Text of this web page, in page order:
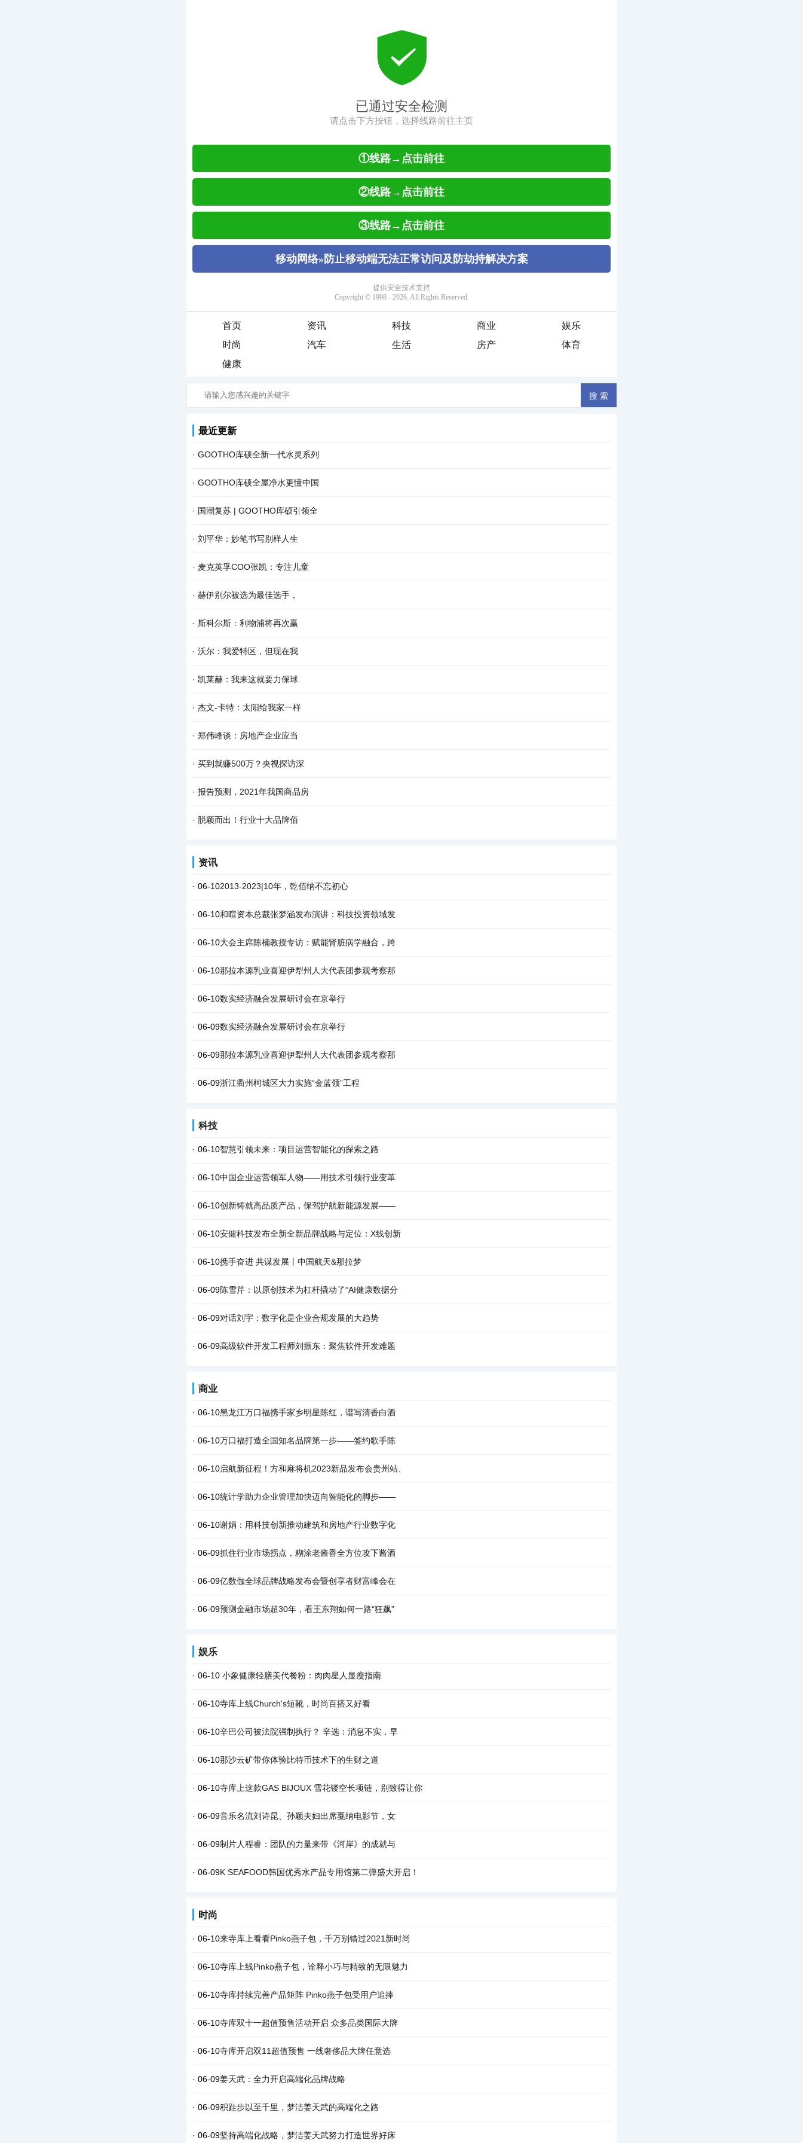
首页 资讯 科技 商业
娱乐
时尚
汽车 生活 房产
体育
健康
最近更新
· GOOTHO库硕全新一代水灵系列
· GOOTHO库硕全屋净水更懂中国
· 国潮复苏 | GOOTHO库硕引领全
· 刘平华：妙笔书写别样人生
· 麦克英孚COO张凯：专注儿童
· 赫伊别尔被选为最佳选手，
· 斯科尔斯：利物浦将再次赢
· 沃尔：我爱特区，但现在我
· 凯莱赫：我来这就要力保球
· 杰文-卡特：太阳给我家一样
· 郑伟峰谈：房地产企业应当
· 买到就赚500万？央视探访深
· 报告预测，2021年我国商品房
· 脱颖而出！行业十大品牌佰
资讯
· 06-102013-2023|10年，乾佰纳不忘初心
· 06-10和暄资本总裁张梦涵发布演讲：科技投资领域发
· 06-10大会主席陈楠教授专访：赋能肾脏病学融合，跨
· 06-10那拉本源乳业喜迎伊犁州人大代表团参观考察那
· 06-10数实经济融合发展研讨会在京举行
· 06-09数实经济融合发展研讨会在京举行
· 06-09那拉本源乳业喜迎伊犁州人大代表团参观考察那
· 06-09浙江衢州柯城区大力实施“金蓝领”工程
科技
· 06-10智慧引领未来：项目运营智能化的探索之路
· 06-10中国企业运营领军人物——用技术引领行业变革
· 06-10创新铸就高品质产品，保驾护航新能源发展——
· 06-10安健科技发布全新全新品牌战略与定位：X线创新
· 06-10携手奋进 共谋发展丨中国航天&那拉梦
· 06-09陈雪芹：以原创技术为杠杆撬动了“AI健康数据分
· 06-09对话刘宇：数字化是企业合规发展的大趋势
· 06-09高级软件开发工程师刘振东：聚焦软件开发难题
商业
· 06-10黑龙江万口福携手家乡明星陈红，谱写清香白酒
· 06-10万口福打造全国知名品牌第一步——签约歌手陈
· 06-10启航新征程！方和麻将机2023新品发布会贵州站、
· 06-10统计学助力企业管理加快迈向智能化的脚步——
· 06-10谢娟：用科技创新推动建筑和房地产行业数字化
· 06-09抓住行业市场拐点，糊涂老酱香全方位攻下酱酒
· 06-09亿数伽全球品牌战略发布会暨创享者财富峰会在
· 06-09预测金融市场超30年，看王东翔如何一路“狂飙”
娱乐
· 06-10 小象健康轻膳美代餐粉：肉肉星人显瘦指南
· 06-10寺库上线Church's短靴，时尚百搭又好看
· 06-10辛巴公司被法院强制执行？ 辛选：消息不实，早
· 06-10那沙云矿带你体验比特币技术下的生财之道
· 06-10寺库上这款GAS BIJOUX 雪花镂空长项链，别致得让你
· 06-09音乐名流刘诗昆、孙颖夫妇出席戛纳电影节，女
· 06-09制片人程睿：团队的力量来带《河岸》的成就与
· 06-09K SEAFOOD韩国优秀水产品专用馆第二弹盛大开启！
时尚
· 06-10来寺库上看看Pinko燕子包，千万别错过2021新时尚
· 06-10寺库上线Pinko燕子包，诠释小巧与精致的无限魅力
· 06-10寺库持续完善产品矩阵 Pinko燕子包受用户追捧
· 06-10寺库双十一超值预售活动开启 众多品类国际大牌
· 06-10寺库开启双11超值预售 一线奢侈品大牌任意选
· 06-09姜天武：全力开启高端化品牌战略
· 06-09积跬步以至千里，梦洁姜天武的高端化之路
· 06-09坚持高端化战略，梦洁姜天武努力打造世界好床